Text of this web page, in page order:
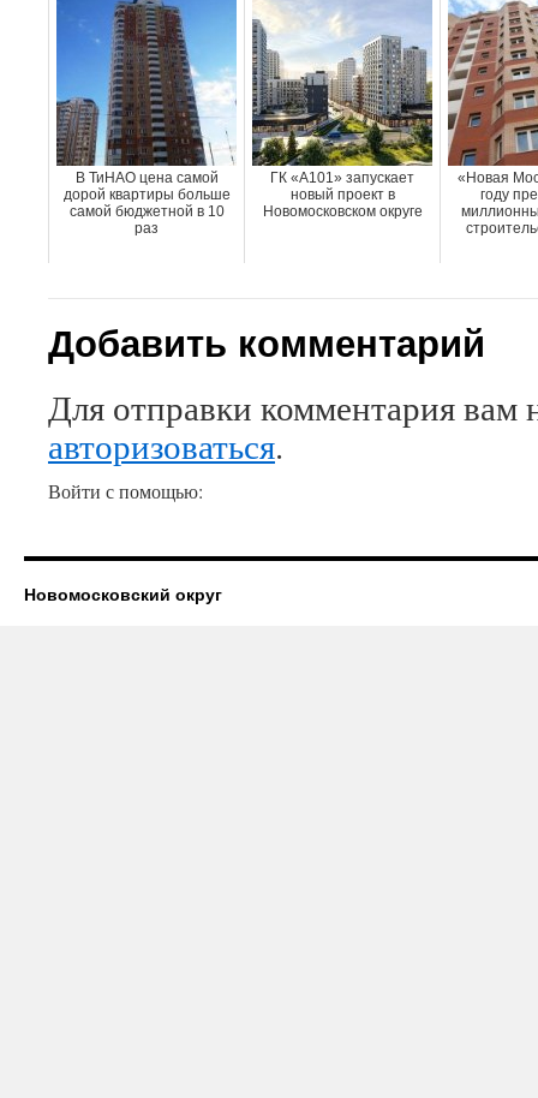
В ТиНАО цена самой
дорой квартиры больше
самой бюджетной в 10
раз
ГК «А101» запускает
новый проект в
Новомосковском округе
«Новая
году
Добавить комментарий
Для отправки комментария вам
авторизоваться.
Войти с помощью:
Новомосковский округ